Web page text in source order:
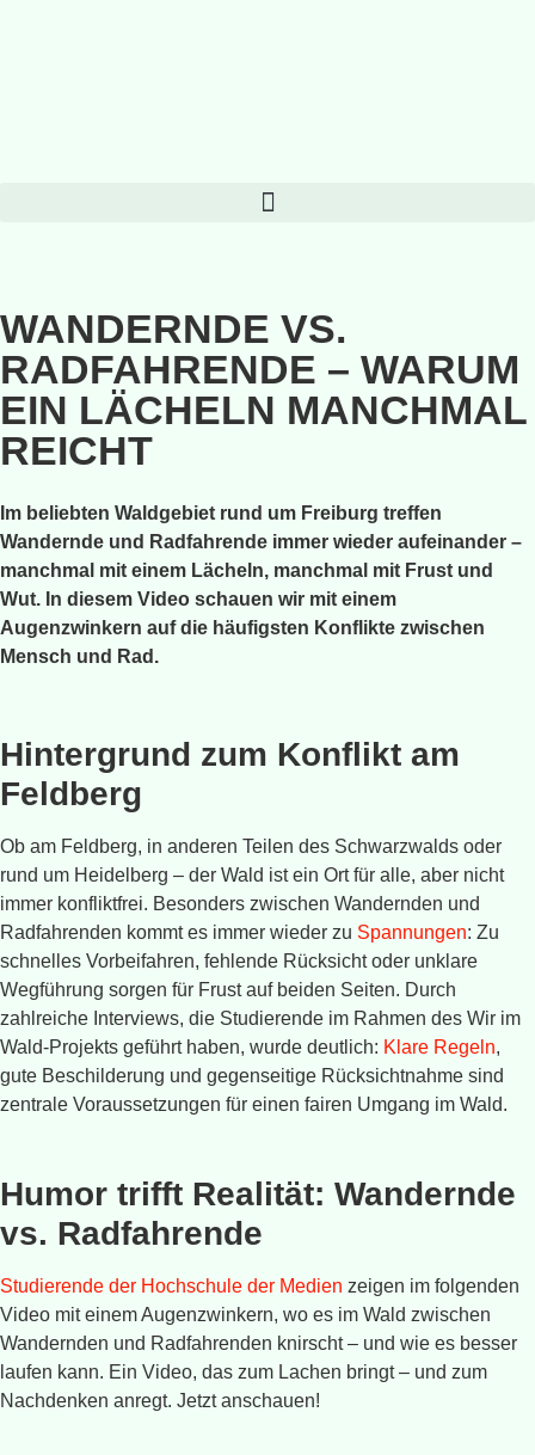
WANDERNDE VS.
RADFAHRENDE – WARUM
EIN LÄCHELN MANCHMAL
REICHT
Im beliebten Waldgebiet rund um Freiburg treffen
Wandernde und Radfahrende immer wieder aufeinander –
manchmal mit einem Lächeln, manchmal mit Frust und
Wut. In diesem Video schauen wir mit einem
Augenzwinkern auf die häufigsten Konflikte zwischen
Mensch und Rad.
Hintergrund zum Konflikt am
Feldberg
Ob am Feldberg, in anderen Teilen des Schwarzwalds oder
rund um Heidelberg – der Wald ist ein Ort für alle, aber nicht
immer konfliktfrei. Besonders zwischen Wandernden und
Radfahrenden kommt es immer wieder zu Spannungen: Zu
schnelles Vorbeifahren, fehlende Rücksicht oder unklare
Wegführung sorgen für Frust auf beiden Seiten. Durch
zahlreiche Interviews, die Studierende im Rahmen des Wir im
Wald-Projekts geführt haben, wurde deutlich: Klare Regeln,
gute Beschilderung und gegenseitige Rücksichtnahme sind
zentrale Voraussetzungen für einen fairen Umgang im Wald.
Humor trifft Realität: Wandernde
vs. Radfahrende
Studierende der Hochschule der Medien zeigen im folgenden
Video mit einem Augenzwinkern, wo es im Wald zwischen
Wandernden und Radfahrenden knirscht – und wie es besser
laufen kann. Ein Video, das zum Lachen bringt – und zum
Nachdenken anregt. Jetzt anschauen!